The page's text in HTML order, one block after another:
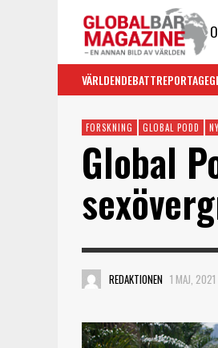
VÄRLDENDEBATTREPORTAGE
FORSKNING GLOBAL PODD
Global
REDAKTIONEN 1 MAJ, 2021